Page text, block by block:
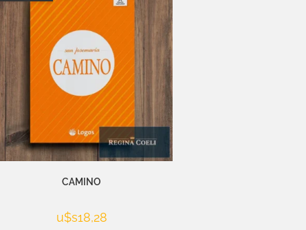
CAMINO
u$s18,28